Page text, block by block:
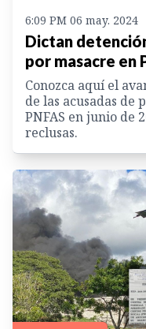
6:09 PM 06 may. 2024
Dictan
por masacre en
Conozca aquí el
de las acusadas de
PNFAS en junio de
reclusas.